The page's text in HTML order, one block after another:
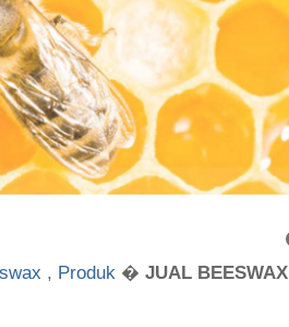
, Produk � JUAL